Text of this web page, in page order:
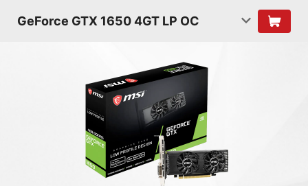
GeForce GTX 1650 4GT LP OC